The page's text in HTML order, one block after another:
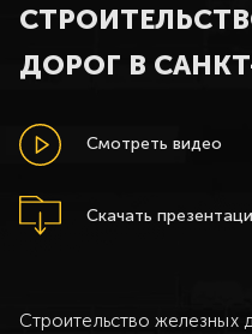
ДОРОГ В
Смотреть видео
Скачать
Строительство